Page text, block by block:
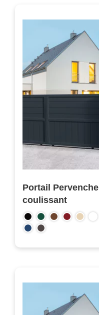
Portail Pervenche
coulissant